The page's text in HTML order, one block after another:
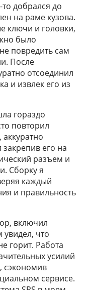
добрался до
на раме кузова.
ключи и головки,
было
повредить сам
После
отсоединил
и извлек его из
гораздо
повторил
закрепив его на
разъем и
Сборку я
каждый
и правильность
включил
увидел, что
горит. Работа
усилий
сэкономив
сервисе.